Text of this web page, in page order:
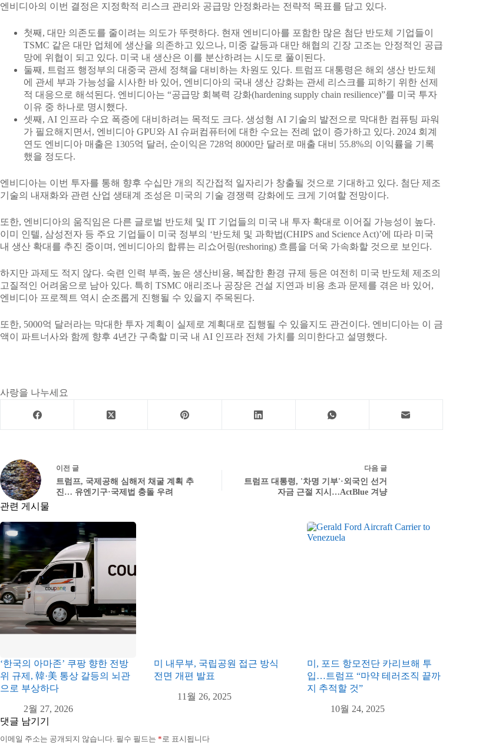
엔비디아의 이번 결정은 지정학적 리스크 관리와 공급망 안정화라는 전략적 목표를 담고 있다.
첫째, 대만 의존도를 줄이려는 의도가 뚜렷하다. 현재 엔비디아를 포함한 많은 첨단 반도체 기업들이
TSMC 같은 대만 업체에 생산을 의존하고 있으나, 미중 갈등과 대만 해협의 긴장 고조는 안정적인 공급
망에 위협이 되고 있다. 미국 내 생산은 이를 분산하려는 시도로 풀이된다.
둘째, 트럼프 행정부의 대중국 관세 정책을 대비하는 차원도 있다. 트럼프 대통령은 해외 생산 반도체
에 관세 부과 가능성을 시사한 바 있어, 엔비디아의 국내 생산 강화는 관세 리스크를 피하기 위한 선제
적 대응으로 해석된다. 엔비디아는 “공급망 회복력 강화(hardening supply chain resilience)”를 미국 투자
이유 중 하나로 명시했다.
셋째, AI 인프라 수요 폭증에 대비하려는 목적도 크다. 생성형 AI 기술의 발전으로 막대한 컴퓨팅 파워
가 필요해지면서, 엔비디아 GPU와 AI 슈퍼컴퓨터에 대한 수요는 전례 없이 증가하고 있다. 2024 회계
연도 엔비디아 매출은 1305억 달러, 순이익은 728억 8000만 달러로 매출 대비 55.8%의 이익률을 기록
했을 정도다.
엔비디아는 이번 투자를 통해 향후 수십만 개의 직간접적 일자리가 창출될 것으로 기대하고 있다. 첨단 제조
기술의 내재화와 관련 산업 생태계 조성은 미국의 기술 경쟁력 강화에도 크게 기여할 전망이다.
또한, 엔비디아의 움직임은 다른 글로벌 반도체 및 IT 기업들의 미국 내 투자 확대로 이어질 가능성이 높다.
이미 인텔, 삼성전자 등 주요 기업들이 미국 정부의 ‘반도체 및 과학법(CHIPS and Science Act)’에 따라 미국
내 생산 확대를 추진 중이며, 엔비디아의 합류는 리쇼어링(reshoring) 흐름을 더욱 가속화할 것으로 보인다.
하지만 과제도 적지 않다. 숙련 인력 부족, 높은 생산비용, 복잡한 환경 규제 등은 여전히 미국 반도체 제조의
고질적인 어려움으로 남아 있다. 특히 TSMC 애리조나 공장은 건설 지연과 비용 초과 문제를 겪은 바 있어,
엔비디아 프로젝트 역시 순조롭게 진행될 수 있을지 주목된다.
또한, 5000억 달러라는 막대한 투자 계획이 실제로 계획대로 집행될 수 있을지도 관건이다. 엔비디아는 이 금
액이 파트너사와 함께 향후 4년간 구축할 미국 내 AI 인프라 전체 가치를 의미한다고 설명했다.
사랑을 나누세요
이전 글
트럼프, 국제공해 심해저 채굴 계획 추
진… 유엔기구·국제법 충돌 우려
다음 글
트럼프 대통령, '차명 기부'·외국인 선거
자금 근절 지시…ActBlue 겨냥
관련 게시물
‘한국의 아마존’ 쿠팡 향한 전방
위 규제, 韓·美 통상 갈등의 뇌관
으로 부상하다
2월 27, 2026
미 내무부, 국립공원 접근 방식
전면 개편 발표
11월 26, 2025
미, 포드 항모전단 카리브해 투
입…트럼프 “마약 테러조직 끝까
지 추적할 것”
10월 24, 2025
댓글 남기기
이메일 주소는 공개되지 않습니다. 필수 필드는 *로 표시됩니다